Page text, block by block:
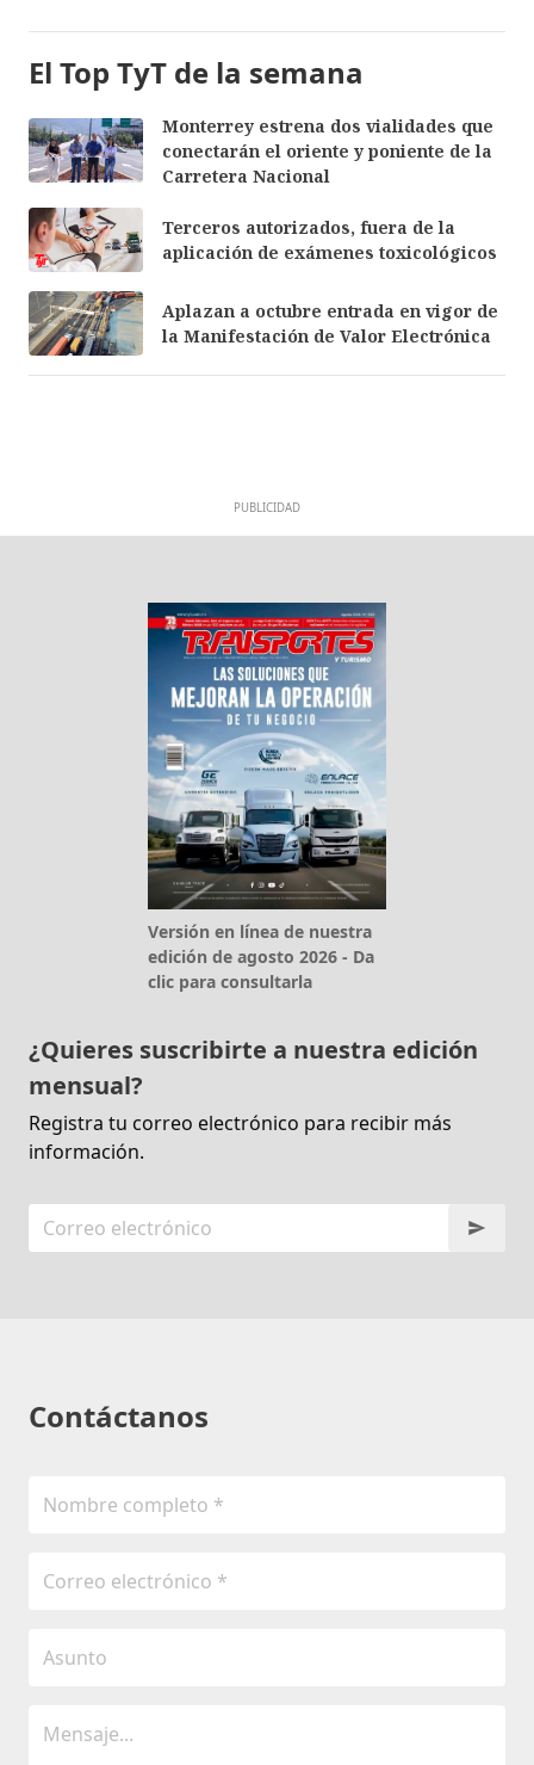
El Top TyT de la semana
Monterrey estrena dos vialidades que
conectarán el oriente y poniente de la
Carretera Nacional
Terceros autorizados, fuera de la
aplicación de exámenes toxicológicos
Aplazan a octubre entrada en vigor de
la Manifestación de Valor Electrónica
PUBLICIDAD
Versión en línea de nuestra
edición de agosto 2026 - Da
clic para consultarla
¿Quieres suscribirte a nuestra edición
mensual?
Registra tu correo electrónico para recibir más
información.
Contáctanos